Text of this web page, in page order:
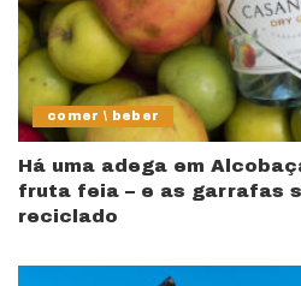
comer \ beber
Há uma adega em
fruta feia – e as garrafas
reciclado